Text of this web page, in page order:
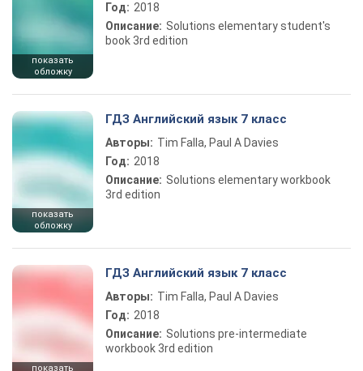
показать
обложку
Год: 2018
Описание: Solutions elementary student's
book 3rd edition
показать
обложку
ГДЗ Английский язык 7 класс
Авторы: Tim Falla, Paul A Davies
Год: 2018
Описание: Solutions elementary workbook
3rd edition
показать
ГДЗ Английский язык 7 класс
Авторы: Tim Falla, Paul A Davies
Год: 2018
Описание: Solutions pre-intermediate
workbook 3rd edition